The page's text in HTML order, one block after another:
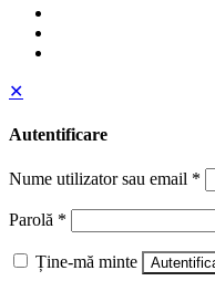
✕
Autentificare
Nume utilizator sau email *
Parolă *
Ține-mă minte